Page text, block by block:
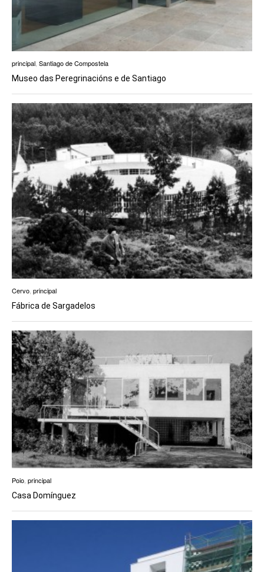
principal Santiago de Compostela
Museo das Peregrinacións e de Santiago
Cervo principal
Fábrica de Sargadelos
Poio principal
Casa Domínguez